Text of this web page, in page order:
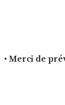
• Merci de